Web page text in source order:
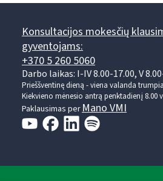
Konsultacijos mokesčių
gyventojams:
+370 5 260 5060
Darbo laikas: I-IV 8.00-17.00, V
Prieššventinę dieną - viena valanda
Kiekvieno mėnesio antrą penktadienį 8.00
Paklausimas per Mano VMI